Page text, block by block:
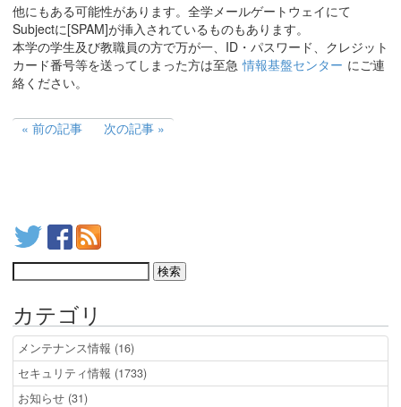
他にもある可能性があります。全学メールゲートウェイにて
Subjectに[SPAM]が挿入されているものもあります。
本学の学生及び教職員の方で万が一、ID・パスワード、クレジット
カード番号等を送ってしまった方は至急 情報基盤センター にご連
絡ください。
前の記事 次の記事
カテゴリ
メンテナンス情報 (16)
セキュリティ情報 (1733)
お知らせ (31)